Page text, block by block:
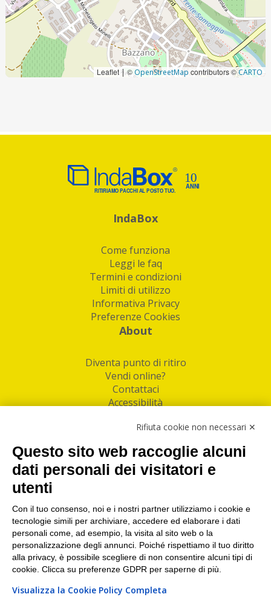
Leaflet|©OpenStreetMap contributors ©CARTO
IndaBox
Come funziona
Leggi le faq
Termini e condizioni
Limiti di utilizzo
Informativa Privacy
Preferenze Cookies
About
Diventa punto di ritiro
Vendi online?
Contattaci
Accessibilità
Facebook
Linkedin
I nostri punti di ritiro e spedizione pacchi nelle
maggiori città italiane
Torino|Milano|Roma|Bologna|Firenze| Genova
Napoli|Varese
Rifiuta cookie non necessari ✕
Questo sito web raccoglie alcuni
dati personali dei visitatori e
utenti
Con il tuo consenso, noi e i nostri partner utilizziamo i cookie e
tecnologie simili per archiviare, accedere ed elaborare i dati
personali come, ad esempio, la visita al sito web o la
personalizzazione degli annunci. Poiché rispettiamo il tuo diritto
alla privacy, è possibile scegliere di non consentire alcuni tipi di
cookie. Clicca su preferenze GDPR per saperne di più.
Visualizza la Cookie Policy Completa